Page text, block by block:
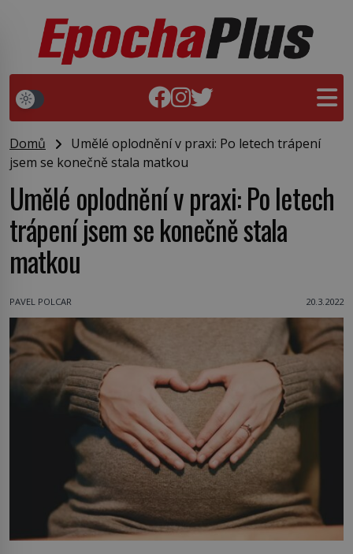
Domů
Umělé oplodnění v praxi: Po letech trápení
jsem se konečně stala matkou
Umělé oplodnění v praxi: Po letech
trápení jsem se konečně stala
matkou
PAVEL POLCAR 20.3.2022